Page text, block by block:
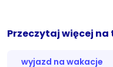
Przeczytaj więcej
wyjazd na wakacje